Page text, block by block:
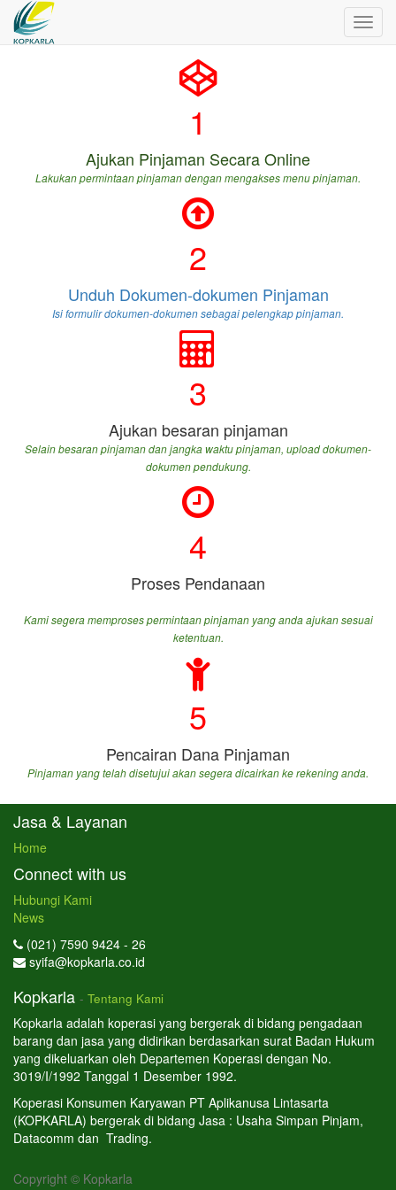
1
Ajukan Pinjaman Secara Online
Lakukan permintaan pinjaman dengan mengakses menu pinjaman.
2
Unduh Dokumen-dokumen Pinjaman
Isi formulir dokumen-dokumen sebagai pelengkap pinjaman.
3
Ajukan besaran pinjaman
Selain besaran pinjaman dan jangka waktu pinjaman, upload dokumen-
dokumen pendukung.
4
Proses Pendanaan
Kami segera memproses permintaan pinjaman yang anda ajukan sesuai
ketentuan.
5
Pencairan Dana Pinjaman
Pinjaman yang telah disetujui akan segera dicairkan ke rekening anda.
Jasa & Layanan
Home
Connect with us
Hubungi Kami
News
(021) 7590 9424 - 26
syifa@kopkarla.co.id
Kopkarla - Tentang Kami
Kopkarla adalah koperasi yang bergerak di bidang pengadaan
barang dan jasa yang didirikan berdasarkan surat Badan Hukum
yang dikeluarkan oleh Departemen Koperasi dengan No.
3019/I/1992 Tanggal 1 Desember 1992.
Koperasi Konsumen Karyawan PT Aplikanusa Lintasarta
(KOPKARLA) bergerak di bidang Jasa : Usaha Simpan Pinjam,
Datacomm dan Trading.
Copyright © Kopkarla